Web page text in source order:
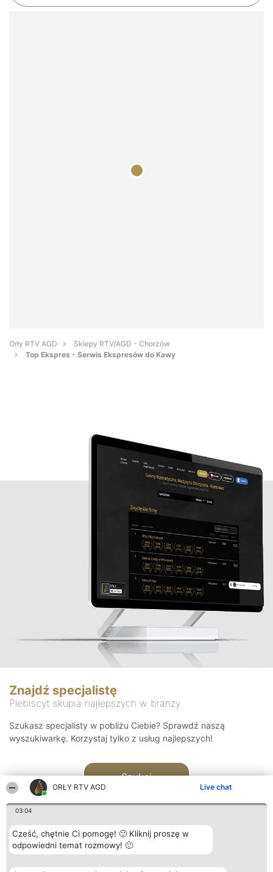
ORŁY RTV AGD Live chat
03:04
Cześć, chętnie Ci pomogę! 🙂 Kliknij proszę w
odpowiedni temat rozmowy! 🙂
Orły RTV AGD
Sklepy RTV/AGD - Chorzów
Top Ekspres - Serwis Ekspresów do Kawy
Znajdź specjalistę
Plebiscyt skupia najlepszych w branży
Szukasz specjalisty w pobliżu Ciebie? Sprawdź naszą
wyszukiwarkę. Korzystaj tylko z usług najlepszych!
Szukaj
Organizator plebiscytu Plebiscyt Kontakt